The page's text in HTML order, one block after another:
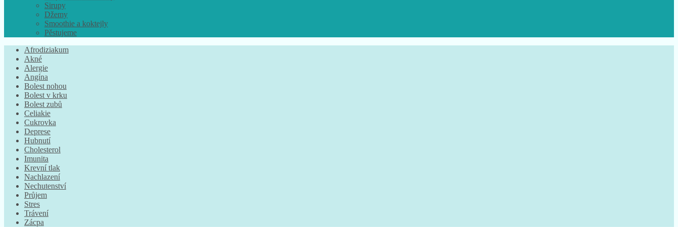
Sirupy
Džemy
Smoothie a koktejly
Pěstujeme
Afrodiziakum
Akné
Alergie
Angína
Bolest nohou
Bolest v krku
Bolest zubů
Celiakie
Cukrovka
Deprese
Hubnutí
Cholesterol
Imunita
Krevní tlak
Nachlazení
Nechutenství
Průjem
Stres
Trávení
Zácpa